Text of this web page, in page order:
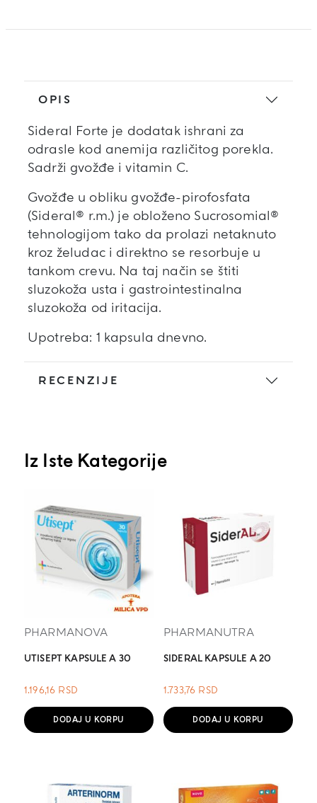
OPIS
Sideral Forte je dodatak ishrani za
odrasle kod anemija različitog porekla.
Sadrži gvožđe i vitamin C.
Gvožđe u obliku gvožđe-pirofosfata
(Sideral® r.m.) je obloženo Sucrosomial®
tehnologijom tako da prolazi netaknuto
kroz želudac i direktno se resorbuje u
tankom crevu. Na taj način se štiti
sluzokoža usta i gastrointestinalna
sluzokoža od iritacija.
Upotreba: 1 kapsula dnevno.
RECENZIJE
Iz Iste Kategorije
PHARMANOVA
UTISEPT KAPSULE A 30
1.196,16 RSD
DODAJ U KORPU
PHARMANUTRA
SIDERAL KAPSULE A 20
1.733,76 RSD
DODAJ U KORPU